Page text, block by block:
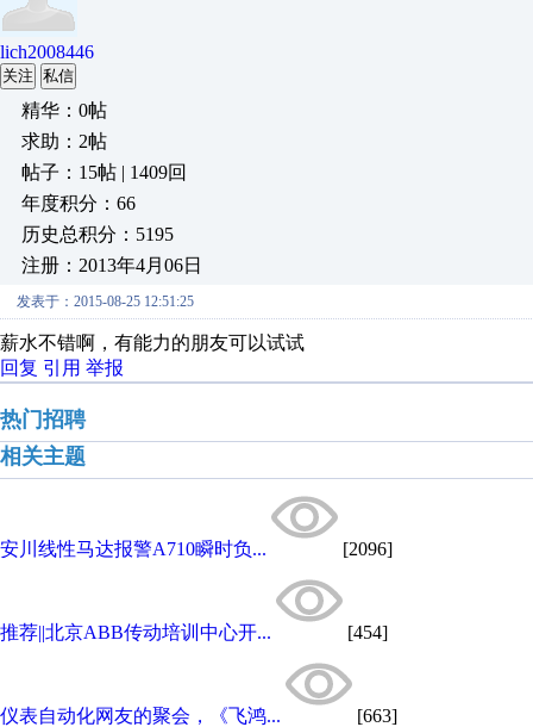
lich2008446
关注 私信
精华：0帖
求助：2帖
帖子：15帖 | 1409回
年度积分：66
历史总积分：5195
注册：2013年4月06日
发表于：2015-08-25 12:51:25
薪水不错啊，有能力的朋友可以试试
回复 引用 举报
热门招聘
相关主题
安川线性马达报警A710瞬时负... [2096]
推荐||北京ABB传动培训中心开... [454]
仪表自动化网友的聚会，《飞鸿... [663]